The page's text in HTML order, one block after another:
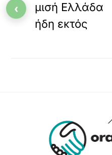
μισή Ελλάδα
ήδη εκτός
‹